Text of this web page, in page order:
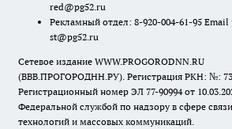
red@pg52.ru
Рекламный отдел: 8-920-004-61-95 Email
st@pg52.ru
Сетевое издание WWW.PROGORODNN.RU
(ВВВ.ПРОГОРОДНН.РУ). Регистрация РКН: №:
Регистрационный номер ЭЛ 77-90994 от
Федеральной службой по надзору в сфере
технологий и массовых коммуникаций.